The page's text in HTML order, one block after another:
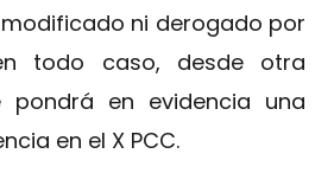
ni derogado por
todo caso, desde otra
pondrá en evidencia una
en el X PCC.